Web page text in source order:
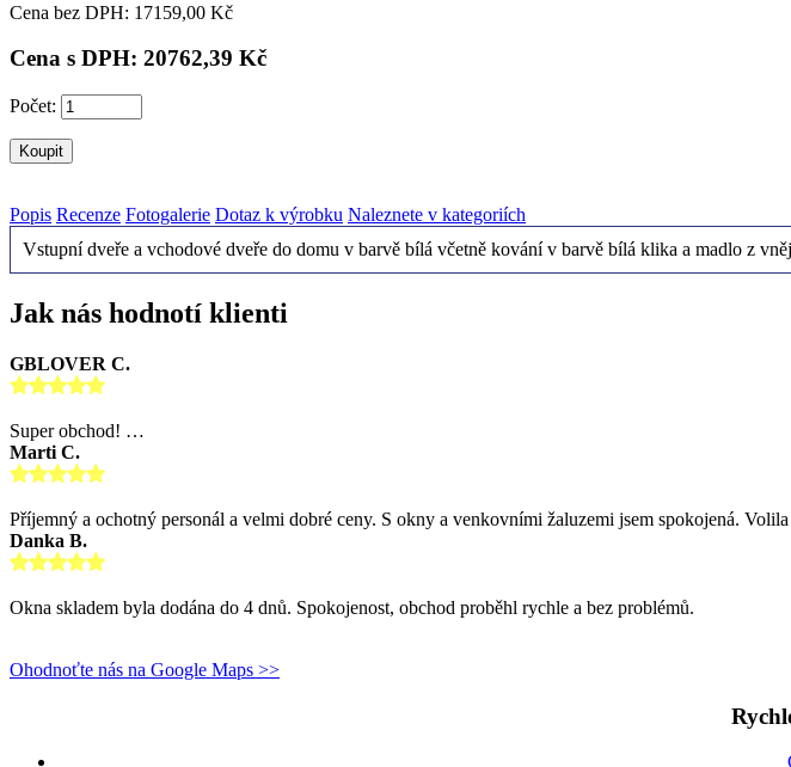
Cena bez DPH: 17159,00 Kč
Cena s DPH: 20762,39 Kč
Počet:
Popis Recenze Fotogalerie Dotaz k výrobku Naleznete v kategoriích
Vstupní dveře a vchodové dveře do domu v barvě bílá včetně kování v barvě bílá klika a madlo z
Jak nás hodnotí klienti
GBLOVER C.
Super obchod! …
Marti C.
Příjemný a ochotný personál a velmi dobré ceny. S okny a venkovními žaluzemi jsem spokojená.
Danka B.
Okna skladem byla dodána do 4 dnů. Spokojenost, obchod proběhl rychle a bez problémů.
Ohodnoťte nás na Google Maps >>